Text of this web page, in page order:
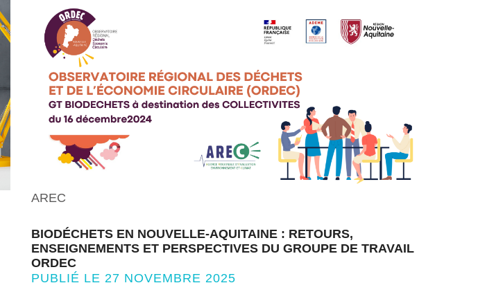
AREC
BIODÉCHETS EN NOUVELLE-AQUITAINE : RETOURS,
ENSEIGNEMENTS ET PERSPECTIVES DU GROUPE DE TRAVAIL
ORDEC
PUBLIÉ LE 27 NOVEMBRE 2025